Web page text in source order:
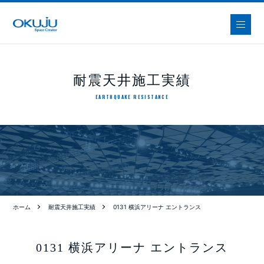
耐震天井施工実績
EARTHQUAKE RESISTANCE
ホーム 耐震天井施工実績 0131 横浜アリーナ エントランス
0131 横浜アリーナ エントランス